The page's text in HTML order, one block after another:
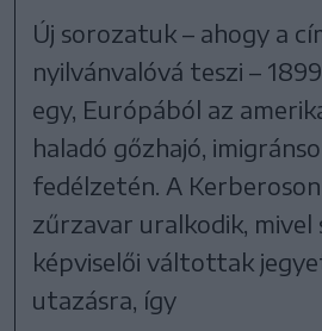
Új sorozatuk – ahogy a
nyilvánvalóvá teszi –
egy, Európából az
haladó gőzhajó,
fedélzetén. A
zűrzavar uralkodik, mivel
képviselői váltottak
utazásra, így